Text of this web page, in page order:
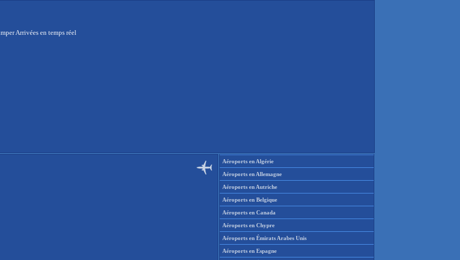
Arrivées en temps réel
Aéroports en Algérie
Aéroports en Allemagne
Aéroports en Autriche
Aéroports en Belgique
Aéroports en Canada
Aéroports en Chypre
Aéroports en Émirats Arabes Unis
Aéroports en Espagne